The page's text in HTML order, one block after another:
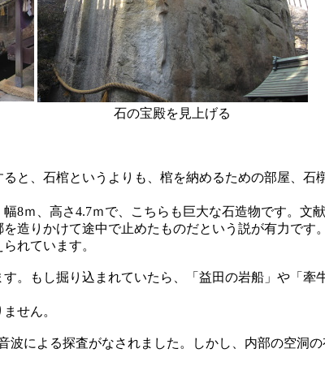
石の宝殿を見上げる
と、石棺というよりも、棺を納めるための部屋、石
ｍ、高さ4.7ｍで、こちらも巨大な石造物です。文
造りかけて途中で止めたものだという説が有力です。
れています。
。もし掘り込まれていたら、「益田の岩船」や「牽
せん。
による探査がなされました。しかし、内部の空洞